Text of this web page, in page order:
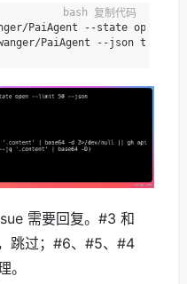
PaiAgent --state open
复制代码
需要回复。#3 和
跳过；#6、#5、#4
。